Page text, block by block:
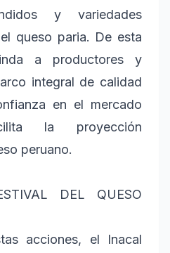
y variedades
queso paria. De esta
a productores y
integral de calidad
en el mercado
la proyección
peruano.
DEL QUESO
acciones, el Inacal